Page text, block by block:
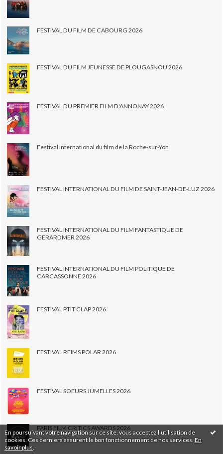
En poursuivant votre navigation sur ce site, vous acceptez l'utilisation de
cookies. Ces derniers assurent le bon fonctionnement de nos services. En
savoir plus
FESTIVAL DU FILM DE CABOURG 2026
FESTIVAL DU FILM JEUNESSE DE PLOUGASNOU 2026
FESTIVAL DU PREMIER FILM D'ANNONAY 2026
Festival international du film de la Roche-sur-Yon
FESTIVAL INTERNATIONAL DU FILM DE SAINT-JEAN-DE-LUZ 2026
FESTIVAL INTERNATIONAL DU FILM FANTASTIQUE DE
GERARDMER 2026
FESTIVAL INTERNATIONAL DU FILM POLITIQUE DE
CARCASSONNE 2026
FESTIVAL PTIT CLAP 2026
FESTIVAL REIMS POLAR 2026
FESTIVAL SOEURS JUMELLES 2026
PARIS FILM CRITICS AWARDS 2026